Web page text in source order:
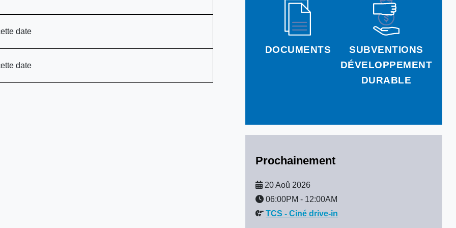
DOCUMENTS
SUBVENTIONS
DÉVELOPPEMENT
DURABLE
Prochainement
20 Aoû 2026
06:00PM - 12:00AM
TCS - Ciné drive-in
date
date